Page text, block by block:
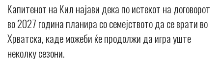
Капитенот на Кил најави дека по истекот на договорот
во 2027 година планира со семејството да се врати во
Хрватска, каде можеби ќе продолжи да игра уште
неколку сезони.